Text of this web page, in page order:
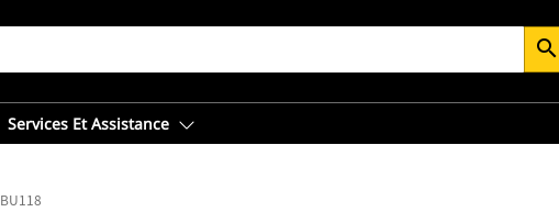
search
Services Et Assistance
BU118